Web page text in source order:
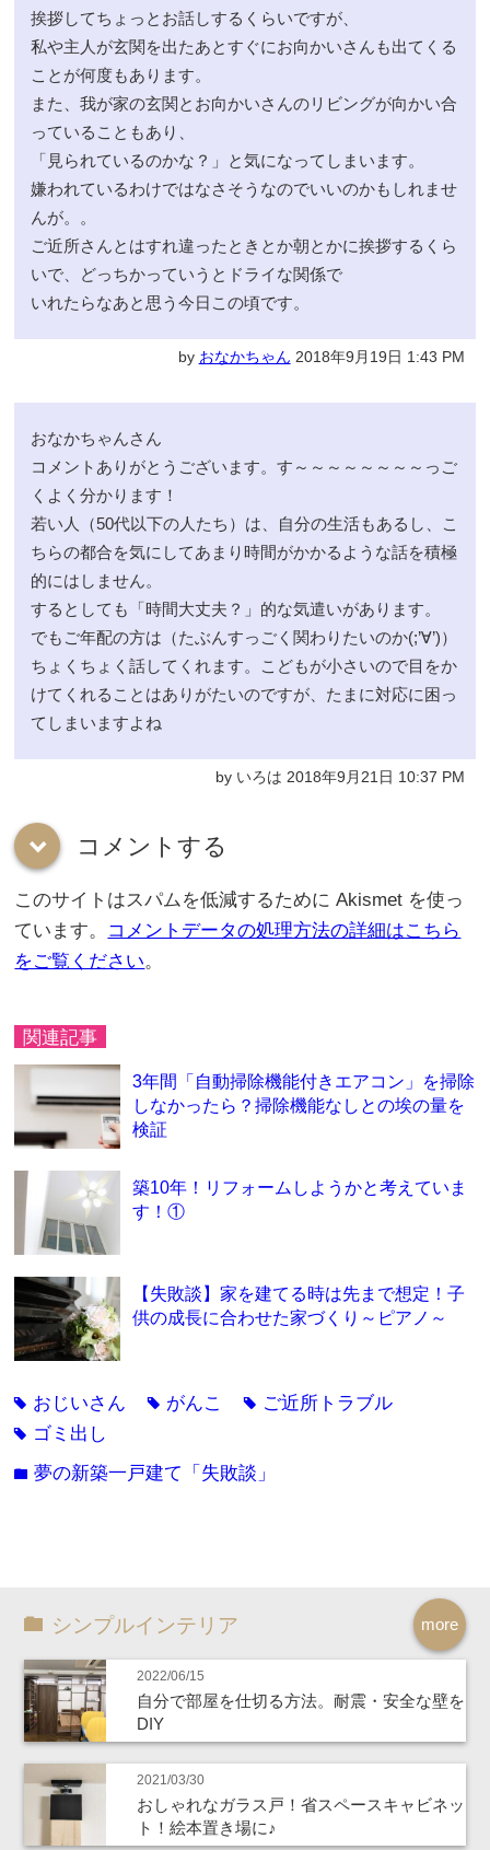
挨拶してちょっとお話しするくらいですが、
私や主人が玄関を出たあとすぐにお向かいさんも出てくる
ことが何度もあります。
また、我が家の玄関とお向かいさんのリビングが向かい合
っていることもあり、
「見られているのかな？」と気になってしまいます。
嫌われているわけではなさそうなのでいいのかもしれませ
んが。。
ご近所さんとはすれ違ったときとか朝とかに挨拶するくら
いで、どっちかっていうとドライな関係で
いれたらなあと思う今日この頃です。
by おなかちゃん 2018年9月19日 1:43 PM
おなかちゃんさん
コメントありがとうございます。す～～～～～～～～っご
くよく分かります！
若い人（50代以下の人たち）は、自分の生活もあるし、こ
ちらの都合を気にしてあまり時間がかかるような話を積極
的にはしません。
するとしても「時間大丈夫？」的な気遣いがあります。
でもご年配の方は（たぶんすっごく関わりたいのか(;’∀’)）
ちょくちょく話してくれます。こどもが小さいので目をか
けてくれることはありがたいのですが、たまに対応に困っ
てしまいますよね
by いろは 2018年9月21日 10:37 PM
down コメントする
このサイトはスパムを低減するために Akismet を使っ
ています。 コメントデータの処理方法の詳細はこちら
をご覧ください。
関連記事
3年間「自動掃除機能付きエアコン」を掃除
しなかったら？掃除機能なしとの埃の量を
検証
築10年！リフォームしようかと考えていま
す！①
【失敗談】家を建てる時は先まで想定！子
供の成長に合わせた家づくり～ピアノ～
tag おじいさん tag がんこ tag ご近所トラブル
tag ゴミ出し
folder夢の新築一戸建て「失敗談」
more
シンプルインテリア
2022/06/15
自分で部屋を仕切る方法。耐震・安全な壁を
DIY
2021/03/30
おしゃれなガラス戸！省スペースキャビネッ
ト！絵本置き場に♪